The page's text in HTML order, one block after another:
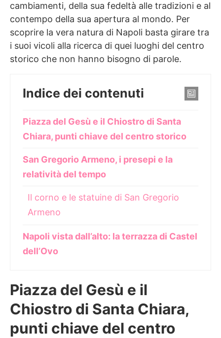
cambiamenti, della sua fedeltà alle tradizioni e al
contempo della sua apertura al mondo. Per
scoprire la vera natura di Napoli basta girare tra
i suoi vicoli alla ricerca di quei luoghi del centro
storico che non hanno bisogno di parole.
Indice dei contenuti
Piazza del Gesù e il Chiostro di Santa
Chiara, punti chiave del centro storico
San Gregorio Armeno, i presepi e la
relatività del tempo
Il corno e le statuine di San Gregorio
Armeno
Napoli vista dall’alto: la terrazza di Castel
dell’Ovo
Piazza del Gesù e il
Chiostro di Santa Chiara,
punti chiave del centro